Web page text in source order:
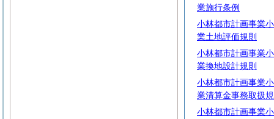
業施行条例
小林都市計画事業
業土地評価規則
小林都市計画事業
業換地設計規則
小林都市計画事業
業清算金事務取扱
小林都市計画事業